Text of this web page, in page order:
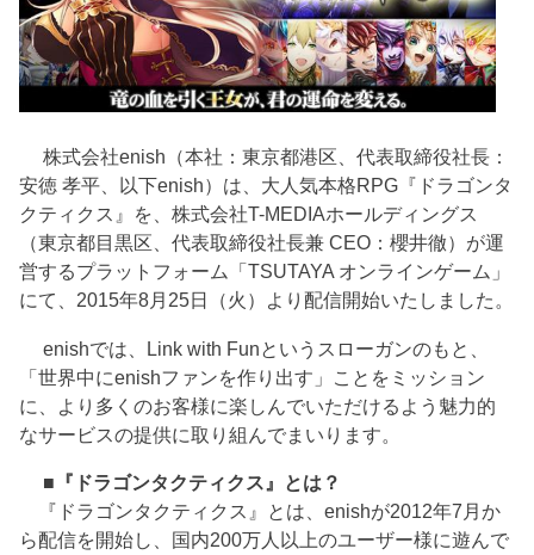
株式会社enish（本社：東京都港区、代表取締役社長：
安徳 孝平、以下enish）は、大人気本格RPG『ドラゴンタ
クティクス』を、株式会社T-MEDIAホールディングス
（東京都目黒区、代表取締役社長兼 CEO：櫻井徹）が運
営するプラットフォーム「TSUTAYA オンラインゲーム」
にて、2015年8月25日（火）より配信開始いたしました。
enishでは、Link with Funというスローガンのもと、
「世界中にenishファンを作り出す」ことをミッション
に、より多くのお客様に楽しんでいただけるよう魅力的
なサービスの提供に取り組んでまいります。
■『ドラゴンタクティクス』とは？
『ドラゴンタクティクス』とは、enishが2012年7月か
ら配信を開始し、国内200万人以上のユーザー様に遊んで